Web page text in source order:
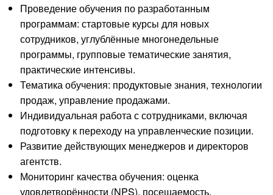
Проведение обучения по разработанным
программам: стартовые курсы для новых
сотрудников, углублённые многонедельные
программы, групповые тематические занятия,
практические интенсивы.
Тематика обучения: продуктовые знания, технологии
продаж, управление продажами.
Индивидуальная работа с сотрудниками, включая
подготовку к переходу на управленческие позиции.
Развитие действующих менеджеров и директоров
агентств.
Мониторинг качества обучения: оценка
удовлетворённости (NPS), посещаемость,